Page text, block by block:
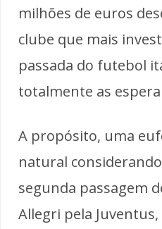
milhões de euros
clube que mais
passada do futebol
totalmente as
A propósito, uma
natural
segunda passagem
Allegri pela